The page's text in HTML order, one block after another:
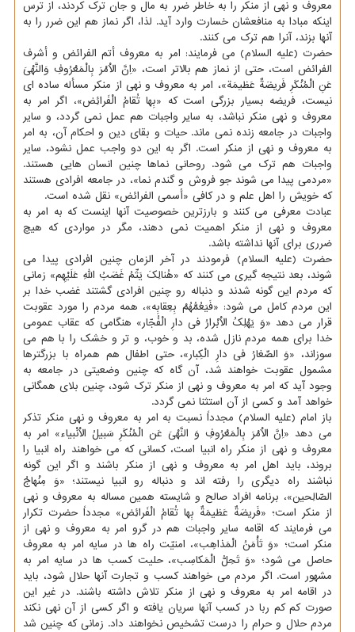
معروف و نهی از منکر را به خاطر ضرر به مال و جان ترک کردند، از ترس
اینکه مبادا به منافعشان خسارت وارد آید. لذا، اگر نماز هم این ضرر را به
آنها بزند، آنرا هم ترک می کنند.
حضرت (علیه السلام) می فرمایند: امر به معروف أتم الفرائض و أشرف
الفرائض است، حتی از نماز هم بالاتر است، «اِنَّ الاَْمْرَ بِالْمَعْرُوفِ وَالنَّهْیَ
عَنِ الْمُنْکَرِ فَریضَةٌ عَظیمَة»، امر به معروف و نهی از منکر مسأله ساده ای
نیست، فریضه بسیار بزرگی است که «بِها تُقامُ الْفَرائِض»، اگر امر به
معروف و نهی منکر نباشد، به سایر واجبات هم عمل نمی گردد، و سایر
واجبات در جامعه زنده نمی ماند. حیات و بقای دین و احکام آن، به امر
به معروف و نهی از منکر است. اگر به این دو واجب عمل نشود، سایر
واجبات هم ترک می شود. روحانی نماها چنین انسان هایی هستند.
«مردمی پیدا می شوند جو فروش و گندم نما»، در جامعه افرادی هستند
که خویش را اهل علم و در کافی «أسمی الفرائض» نقل شده است.
عبادت معرفی می کنند و بارزترین خصوصیت آنها اینست که به امر به
معروف و نهی از منکر اهمیت نمی دهند، مگر در مواردی که هیچ
ضرری برای آنها نداشته باشد.
حضرت (علیه السلام) فرمودند در آخر الزمان چنین افرادی پیدا می
شوند، بعد نتیجه گیری می کنند که «هُنالِکَ یَتِّمُ غَضَبُ اللّهِ عَلَیْهِم» زمانی
که مردم این گونه شدند و دنباله رو چنین افرادی گشتند غضب خدا بر
این مردم کامل می شود: «فَیَعُمُّهُمْ بِعِقابِه»، همه مردم را مورد عقوبت
قرار می دهد «وَ یَهْلِکُ الاَْبْرارُ فی دارِ الْفُجّار» هنگامی که عقاب عمومی
خدا برای همه مردم نازل شده، بد و خوب، و تر و خشک را با هم می
سوزاند، «وَ الصِّغارُ فی دارِ الْکِبار»، حتی اطفال هم همراه با بزرگترها
مشمول عقوبت خواهند شد، آن گاه که چنین وضعیتی در جامعه به
وجود آید که امر به معروف و نهی از منکر ترک شود، چنین بلای همگانی
خواهد آمد و کسی از آن استثنا نمی گردد.
باز امام (علیه السلام) مجدداً نسبت به امر به معروف و نهی منکر تذکر
می دهد «اِنَّ الاَْمْرَ بِالْمَعْرُوفِ وَ النَّهْیَ عَن الْمُنْکَرِ سَبیلُ الاَْنْبیاء» امر به
معروف و نهی از منکر راه انبیا است، کسانی که می خواهند راه انبیا را
بروند، باید اهل امر به معروف و نهی از منکر باشند و اگر این گونه
نباشند راه دیگری را رفته اند و دنباله رو انبیا نیستند؛ «وَ مِنْهاجُ
الصّالِحین»، برنامه افراد صالح و شایسته همین مساله به معروف و نهی
از منکر است؛ «فَریضَةٌ عَظیمَةٌ بِها تُقامُ الْفَرائِض» مجدداً حضرت تکرار
می فرمایند که اقامه سایر واجبات هم در گرو امر به معروف و نهی از
منکر است؛ «وَ تَأْمَنُ الْمَذاهِب»، امنیّت راه ها در سایه امر به معروف
حاصل می شود؛ «وَ تَحِلُّ الْمَکاسِب»، حلیت کسب ها در سایه امر به
مشهور است. اگر مردم می خواهند کسب و تجارت آنها حلال شود، باید
در اقامه امر به معروف و نهی از منکر تلاش داشته باشند. در غیر این
صورت کم کم ربا در کسب آنها سریان یافته و اگر کسی از آن نهی نکند
مردم حلال و حرام را درست تشخیص نخواهند داد. زمانی که چنین شد